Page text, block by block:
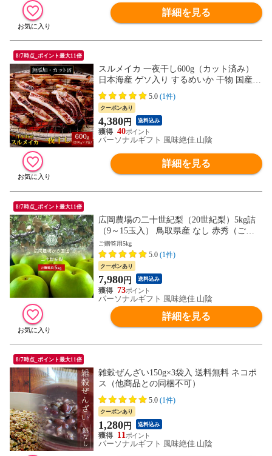
詳細を見る
8/7時点_ポイント最大11倍
スルメイカ 一夜干し600g（カット済み）
日本海産 ゲソ入り するめいか 干物 国産
無添加 冷凍 おつまみ 送料無料（北海道・
沖縄を除く）
5.0 (1件)
クーポンあり
4,380円 送料込み
40
パーソナルギフト 風味絶佳.山陰
詳細を見る
8/7時点_ポイント最大11倍
広岡農場の二十世紀梨（20世紀梨）5kg詰
（9～15玉入） 鳥取県産 なし 赤秀（ご贈
答用） 送料無料（北海道・沖縄を除く）
ご贈答用5kg
5.0 (1件)
クーポンあり
7,980円 送料込み
73
パーソナルギフト 風味絶佳.山陰
詳細を見る
8/7時点_ポイント最大11倍
雑穀ぜんざい150g×3袋入 送料無料 ネコポ
ス（他商品との同梱不可）
5.0 (1件)
クーポンあり
1,280円 送料込み
11
パーソナルギフト 風味絶佳.山陰